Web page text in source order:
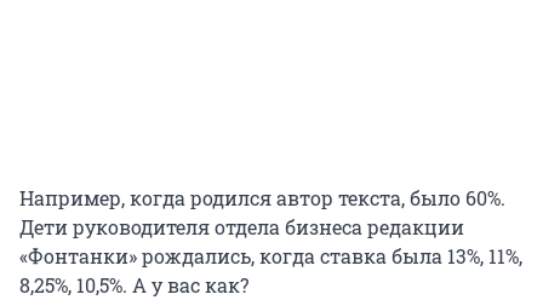
Например, когда родился автор текста, было 60%.
Дети руководителя отдела бизнеса редакции
«Фонтанки» рождались, когда ставка была 13%, 11%,
8,25%, 10,5%. А у вас как?